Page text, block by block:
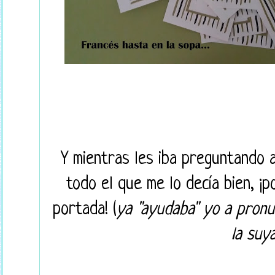
Y mientras les iba preguntando
todo el que me lo decía bien,
portada! (ya "ayudaba" yo a
la